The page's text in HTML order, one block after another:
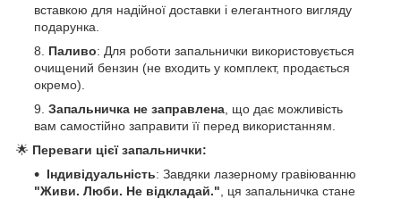
вставкою для надійної доставки і елегантного вигляду
подарунка.
Паливо: Для роботи запальнички використовується
очищений бензин (не входить у комплект, продається
окремо).
Запальничка не заправлена , що дає можливість
вам самостійно заправити її перед використанням.
🌟 Переваги цієї запальнички:
Індивідуальність: Завдяки лазерному гравіюванню
"Живи. Люби. Не відкладай." , ця запальничка стане